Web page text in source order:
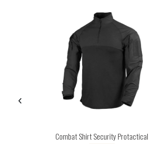
Combat Shirt Security Protactical